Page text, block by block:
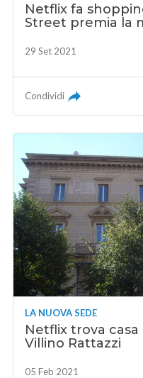
Netflix fa
Street premia la
29 Set 2021
Condividi
LA NUOVA SEDE
Netflix trova casa
Villino Rattazzi
05 Feb 2021